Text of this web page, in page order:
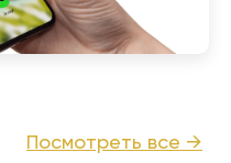
Посмотреть все →